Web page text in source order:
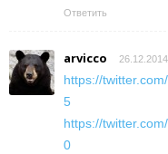
Ответить
arvicco
https://
5
https://
0